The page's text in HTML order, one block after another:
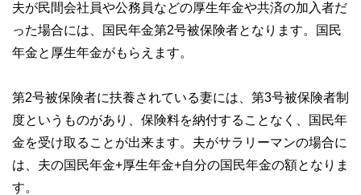
夫が民間会社員や公務員などの厚生年金や共済の加入者だ
った場合には、国民年金第2号被保険者となります。国民
年金と厚生年金がもらえます。
第2号被保険者に扶養されている妻には、第3号被保険者制
度というものがあり、保険料を納付することなく、国民年
金を受け取ることが出来ます。夫がサラリーマンの場合に
は、夫の国民年金+厚生年金+自分の国民年金の額となりま
す。